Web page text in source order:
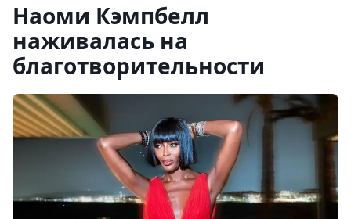
Наоми Кэмпбелл
наживалась на
благотворительности